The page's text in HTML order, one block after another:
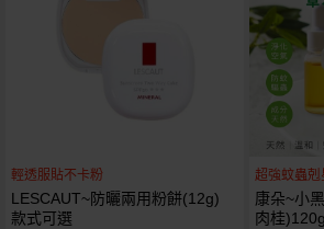
輕透服貼不卡粉
LESCAUT~防曬兩用粉餅(12g)
款式可選
超強蚊蟲
康朵~小
肉桂)120g